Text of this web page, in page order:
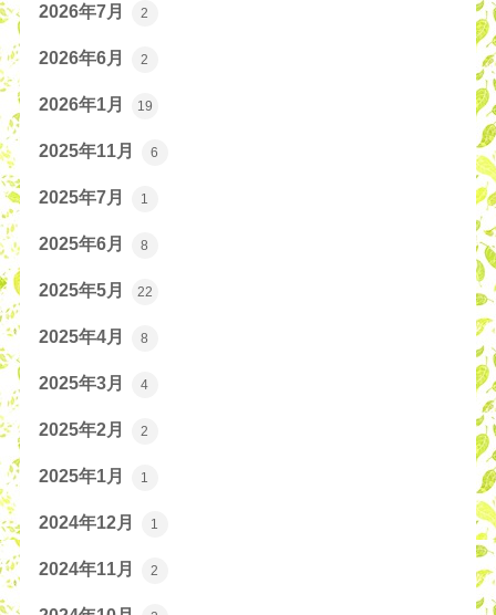
2026年7月 2
2026年6月 2
2026年1月 19
2025年11月 6
2025年7月 1
2025年6月 8
2025年5月 22
2025年4月 8
2025年3月 4
2025年2月 2
2025年1月 1
2024年12月 1
2024年11月 2